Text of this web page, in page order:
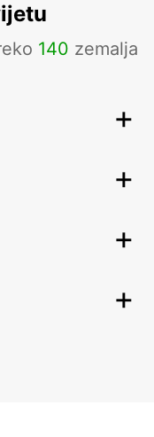
140 zemalja